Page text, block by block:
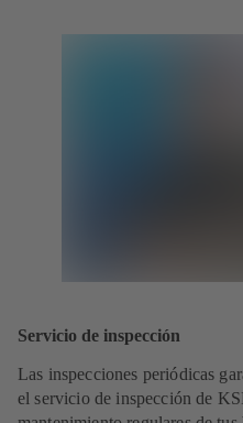
Servicio de inspección
Las inspecciones periódicas
el servicio de inspección de